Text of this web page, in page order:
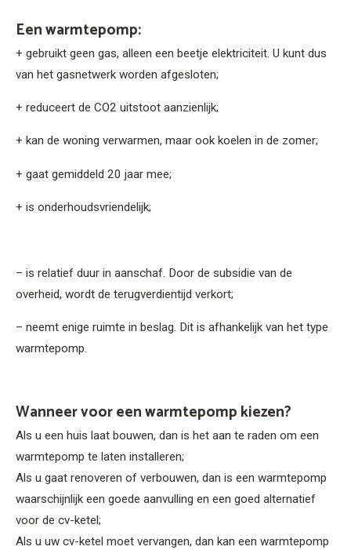
Een warmtepomp:
+ gebruikt geen gas, alleen een beetje elektriciteit. U kunt dus
van het gasnetwerk worden afgesloten;
+ reduceert de CO2 uitstoot aanzienlijk;
+ kan de woning verwarmen, maar ook koelen in de zomer;
+ gaat gemiddeld 20 jaar mee;
+ is onderhoudsvriendelijk;
– is relatief duur in aanschaf. Door de subsidie van de
overheid, wordt de terugverdientijd verkort;
– neemt enige ruimte in beslag. Dit is afhankelijk van het type
warmtepomp.
Wanneer voor een warmtepomp kiezen?
Als u een huis laat bouwen, dan is het aan te raden om een
warmtepomp te laten installeren;
Als u gaat renoveren of verbouwen, dan is een warmtepomp
waarschijnlijk een goede aanvulling en een goed alternatief
voor de cv-ketel;
Als u uw cv-ketel moet vervangen, dan kan een warmtepomp